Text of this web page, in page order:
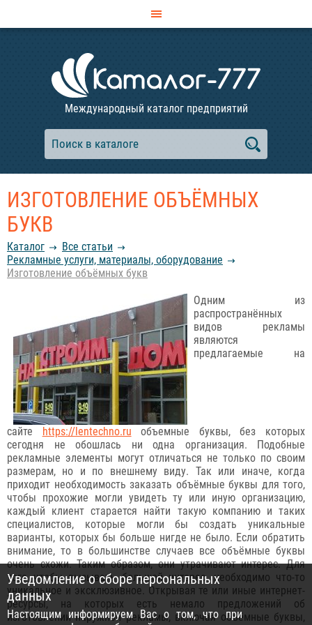
Международный каталог предприятий
ИЗГОТОВЛЕНИЕ ОБЪЁМНЫХ
БУКВ
Каталог
Все статьи
Рекламные услуги, материалы, оборудование
Изготовление объёмных букв
Одним из
распространённых
видов рекламы
являются
предлагаемые на
сайте https://lentechno.ru объемные буквы, без которых
сегодня не обошлась ни одна организация. Подобные
рекламные элементы могут отличаться не только по своим
размерам, но и по внешнему виду. Так или иначе, когда
приходит необходимость заказать объёмные буквы для того,
чтобы прохожие могли увидеть ту или иную организацию,
каждый клиент старается найти такую компанию и таких
специалистов, которые могли бы создать уникальные
варианты, которых бы больше нигде не было. Если обратить
внимание, то в большинстве случаев все объёмные буквы
очень схожи. Таким образом, они утрачивают интерес. Для
того чтобы вызывать большой интерес, необходимо что-то
уникальное и эксклюзивное. Открывая те или иные интернет-
ресурсы, на которых есть немало предложений об
изготовлении наружной рекламы, включая объёмные буквы,
Уведомление о сборе персональных
данных
Настоящим информируем Вас о том, что при